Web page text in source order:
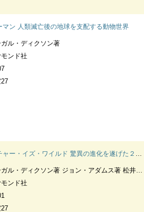
マン 人類滅亡後の地球を支配する動物世界
ガル・ディクソン著
ンド社
ー・イズ・ワイルド 驚異の進化を遂げた２億年後の生命
ル・ディクソン著 ジョン・アダムス著 松井孝典監修 土屋晶子訳
ンド社